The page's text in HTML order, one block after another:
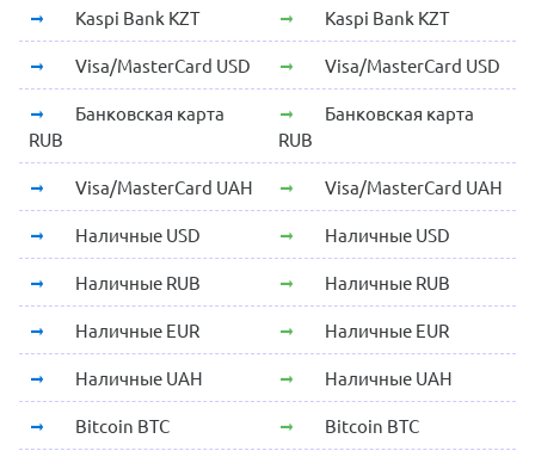
Kaspi Bank KZT Kaspi Bank KZT
Visa/MasterCard USD Visa/MasterCard USD
Банковская карта
RUB
Банковская карта
RUB
Visa/MasterCard UAH Visa/MasterCard UAH
Наличные USD Наличные USD
Наличные RUB Наличные RUB
Наличные EUR Наличные EUR
Наличные UAH Наличные UAH
Bitcoin BTC Bitcoin BTC